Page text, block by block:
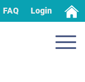
FAQ Login